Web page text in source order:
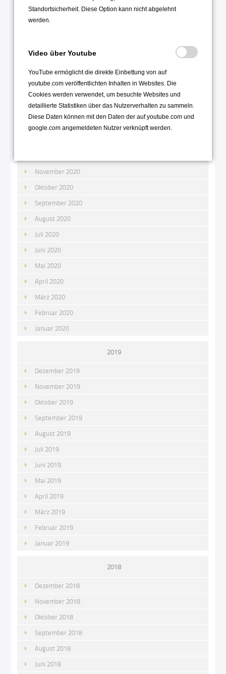
Juli 2021
Mai 2021
März 2021
Februar 2021
Januar 2021
November 2020
Oktober 2020
September 2020
August 2020
Juli 2020
Juni 2020
Mai 2020
April 2020
März 2020
Februar 2020
Januar 2020
2019
Dezember 2019
November 2019
Oktober 2019
September 2019
August 2019
Juli 2019
Juni 2019
Mai 2019
April 2019
März 2019
Februar 2019
Januar 2019
2018
Dezember 2018
November 2018
Oktober 2018
September 2018
August 2018
Juni 2018
Standortsicherheit. Diese Option kann nicht abgelehnt
werden.
Video über Youtube
YouTube ermöglicht die direkte Einbettung von auf
youtube.com veröffentlichten Inhalten in Websites. Die
Cookies werden verwendet, um besuchte Websites und
detaillierte Statistiken über das Nutzerverhalten zu sammeln.
Diese Daten können mit den Daten der auf youtube.com und
google.com angemeldeten Nutzer verknüpft werden.